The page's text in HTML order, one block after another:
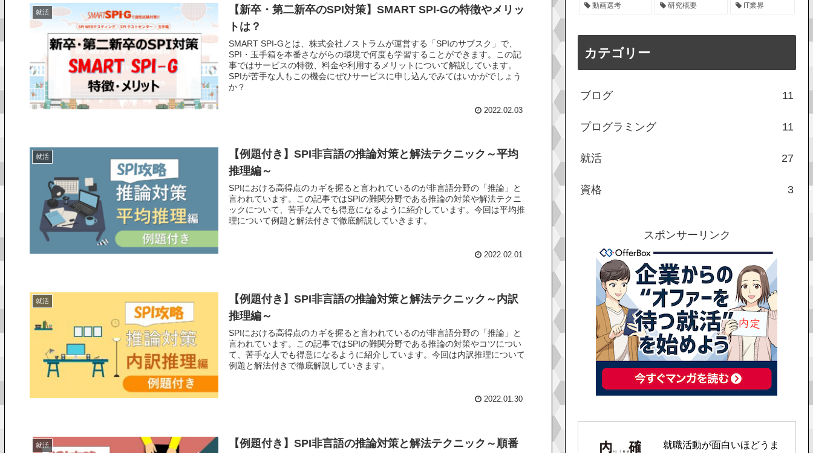
就活
【新卒・第二新卒のSPI対策】SMART SPI-Gの特徴やメリッ
トは？
SMART SPI-Gとは、株式会社ノストラムが運営する「SPIのサブスク」で、
SPI・玉手箱を本番さながらの環境で何度も学習することができます。この記
事ではサービスの特徴、料金や利用するメリットについて解説しています。
SPIが苦手な人もこの機会にぜひサービスに申し込んでみてはいかがでしょう
か？
2022.02.03
就活
【例題付き】SPI非言語の推論対策と解法テクニック～平均
推理編～
SPIにおける高得点のカギを握ると言われているのが非言語分野の「推論」と
言われています。この記事ではSPIの難関分野である推論の対策や解法テクニ
ックについて、苦手な人でも得意になるように紹介しています。今回は平均推
理について例題と解法付きで徹底解説していきます。
2022.02.01
就活
【例題付き】SPI非言語の推論対策と解法テクニック～内訳
推理編～
SPIにおける高得点のカギを握ると言われているのが非言語分野の「推論」と
言われています。この記事ではSPIの難関分野である推論の対策やコツについ
て、苦手な人でも得意になるように紹介しています。今回は内訳推理について
例題と解法付きで徹底解説していきます。
2022.01.30
就活
【例題付き】SPI非言語の推論対策と解法テクニック～順番
動画選考 研究概要 IT業界
カテゴリー
ブログ 11
プログラミング 11
就活 27
資格 3
スポンサーリンク
就職活動が面白いほどうま